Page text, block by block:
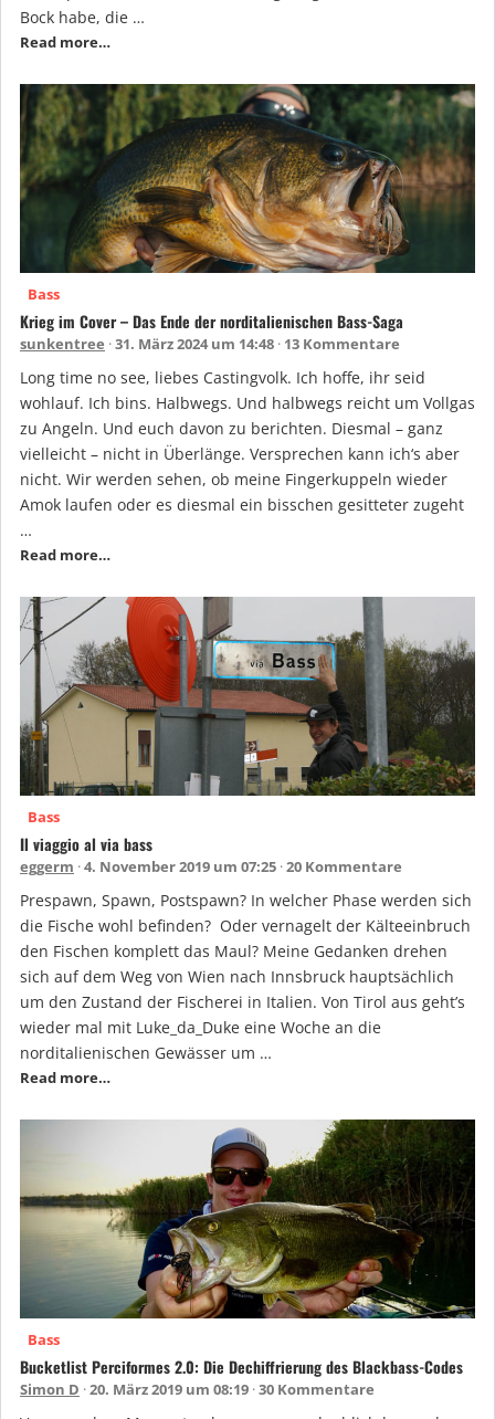
Bock habe, die …
Read more…
Bass
Krieg im Cover – Das Ende der norditalienischen Bass-Saga
sunkentree 31. März 2024 um 14:48 13 Kommentare
Long time no see, liebes Castingvolk. Ich hoffe, ihr seid
wohlauf. Ich bins. Halbwegs. Und halbwegs reicht um Vollgas
zu Angeln. Und euch davon zu berichten. Diesmal – ganz
vielleicht – nicht in Überlänge. Versprechen kann ich‘s aber
nicht. Wir werden sehen, ob meine Fingerkuppeln wieder
Amok laufen oder es diesmal ein bisschen gesitteter zugeht
…
Read more…
Bass
Il viaggio al via bass
eggerm 4. November 2019 um 07:25 20 Kommentare
Prespawn, Spawn, Postspawn? In welcher Phase werden sich
die Fische wohl befinden? Oder vernagelt der Kälteeinbruch
den Fischen komplett das Maul? Meine Gedanken drehen
sich auf dem Weg von Wien nach Innsbruck hauptsächlich
um den Zustand der Fischerei in Italien. Von Tirol aus geht’s
wieder mal mit Luke_da_Duke eine Woche an die
norditalienischen Gewässer um …
Read more…
Bass
Bucketlist Perciformes 2.0: Die Dechiffrierung des Blackbass-Codes
Simon D 20. März 2019 um 08:19 30 Kommentare